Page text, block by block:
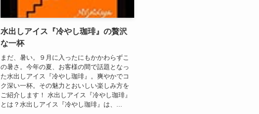
水出しアイス『冷やし珈琲』の贅沢
な一杯
まだ、暑い。９月に入ったにもかかわらずこ
の暑さ。今年の夏、お客様の間で話題となっ
た水出しアイス『冷やし珈琲』。爽やかでコ
ク深い一杯。その魅力とおいしい楽しみ方を
ご紹介します！ 水出しアイス『冷やし珈琲』
とは？水出しアイス『冷やし珈琲』は、...